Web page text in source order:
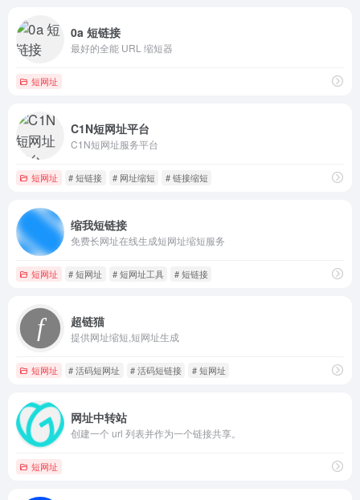
0a 短链接
最好的全能 URL 缩短器
短网址
C1N短网址平台
C1N短网址服务平台
短网址 # 短链接 # 网址缩短 # 链接缩短
缩我短链接
免费长网址在线生成短网址缩短服务
短网址 # 短网址 # 短网址工具 # 短链接
超链猫
提供网址缩短,短网址生成
短网址 # 活码短网址 # 活码短链接 # 短网址
网址中转站
创建一个 url 列表并作为一个链接共享。
短网址